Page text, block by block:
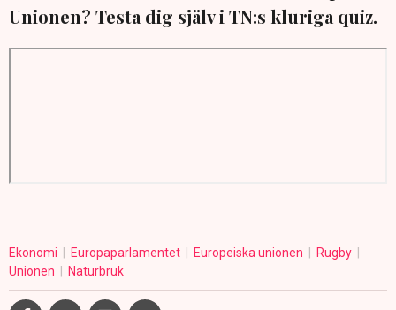
Unionen? Testa dig själv i TN:s kluriga quiz.
Ekonomi Europaparlamentet Europeiska unionen
Rugby
Unionen
Naturbruk